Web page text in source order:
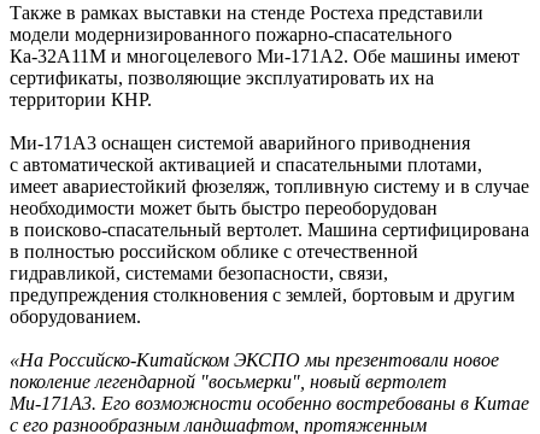
Также в рамках выставки на стенде Ростеха представили
модели модернизированного пожарно-спасательного
Ка-32А11М и многоцелевого Ми-171А2. Обе машины имеют
сертификаты, позволяющие эксплуатировать их на
территории КНР.
Ми-171А3 оснащен системой аварийного приводнения
с автоматической активацией и спасательными плотами,
имеет авариестойкий фюзеляж, топливную систему и в случае
необходимости может быть быстро переоборудован
в поисково-спасательный вертолет. Машина сертифицирована
в полностью российском облике с отечественной
гидравликой, системами безопасности, связи,
предупреждения столкновения с землей, бортовым и другим
оборудованием.
«На Российско-Китайском ЭКСПО мы презентовали новое
поколение легендарной "восьмерки", новый вертолет
Ми-171А3. Его возможности особенно востребованы в Китае
с его разнообразным ландшафтом, протяженным